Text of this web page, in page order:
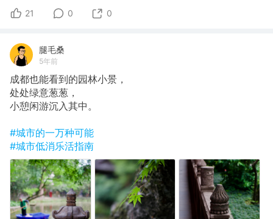
21 0 0
腿毛桑
5年前
成都也能看到的园林小景，
处处绿意葱葱，
小憩闲游沉入其中。
#城市的一万种可能
#城市低消乐活指南